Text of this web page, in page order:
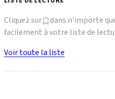
Cliquez sur
dans n'importe
facilement à votre liste de
Voir toute la liste